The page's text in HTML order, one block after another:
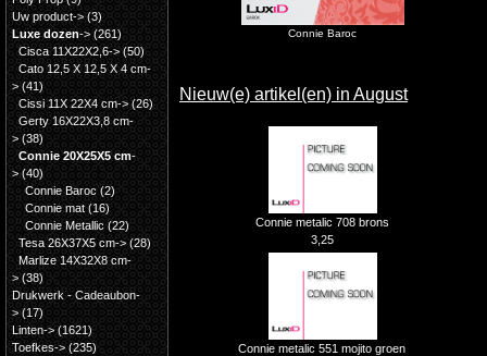
Connie Baroc
Nieuw(e) artikel(en) in August
Connie metalic 708 brons
3,25
Connie metalic 551 mojito groen
Uw product->(3)
Luxe dozen->(261)
Cisca 11X22X2,6->(50)
Cato 12,5 X 12,5 X 4 cm-
>(41)
Cissi 11X 22X4 cm->(26)
Gerty 16X22X3,8 cm-
> (38)
Connie 20X25X5 cm-
>(40)
Connie Baroc(2)
Connie mat (16)
Connie Metallic(22)
Tesa 26X37X5 cm->(28)
Marlize 14X32X8 cm-
> (38)
Drukwerk - Cadeaubon-
>(17)
Linten->(1621)
Toefkes-> (235)